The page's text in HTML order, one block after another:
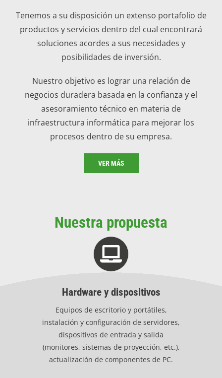
Tenemos a su disposición un extenso portafolio de
productos y servicios dentro del cual encontrará
soluciones acordes a sus necesidades y
posibilidades de inversión.
Nuestro objetivo es lograr una relación de
negocios duradera basada en la confianza y el
asesoramiento técnico en materia de
infraestructura informática para mejorar los
procesos dentro de su empresa.
VER MÁS
Nuestra propuesta
Hardware y dispositivos
Equipos de escritorio y portátiles,
instalación y configuración de servidores,
dispositivos de entrada y salida
(monitores, sistemas de proyección, etc.),
actualización de componentes de PC.